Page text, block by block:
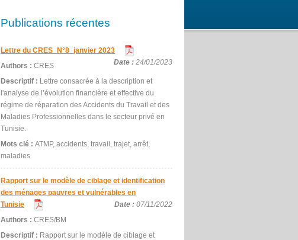
Publications récentes
Lettre du CRES_N°8_janvier 2023
Date : 24/01/2023
Authors : CRES
Descriptif : Lettre consacrée à la description et
l'analyse de l’évolution financière et effective du
régime de réparation des Accidents du Travail et des
Maladies Professionnelles dans le secteur privé en
Tunisie.
Mots clé : ATMP, accidents, travail, trajet, arrêt,
maladies
Rapport sur le modèle de ciblage et identification
des ménages pauvres et vulnérables en
Tunisie
Date : 07/11/2022
Authors : CRES/BM
Descriptif : Rapport sur le modèle de ciblage et